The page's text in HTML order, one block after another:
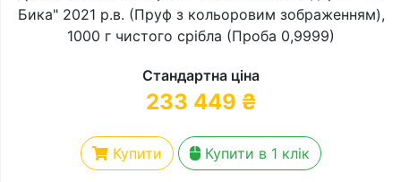
Бика" 2021 р.в. (Пруф з кольоровим зображенням),
1000 г чистого срібла (Проба 0,9999)
Стандартна ціна
233 449 ₴
Купити Купити в 1 клік